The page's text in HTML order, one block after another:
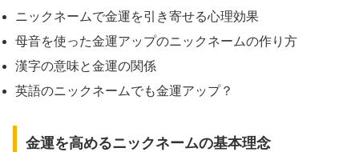
ニックネームで金運を引き寄せる心理効果
母音を使った金運アップのニックネームの作り方
漢字の意味と金運の関係
英語のニックネームでも金運アップ？
金運を高めるニックネームの基本理念